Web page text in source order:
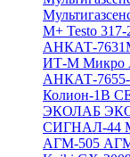
M+ Testo 317-
АНКАТ-
ИТ-М Микро
АНКАТ-
Колион-1В
ЭКОЛАБ
СИГНАЛ-44
АГМ-505